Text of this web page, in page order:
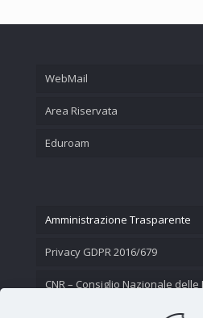
WebMail
Area Riservata
Eduroam
Amministrazione Trasparente
Privacy GDPR 2016/679
CNR – Consiglio Nazionale delle